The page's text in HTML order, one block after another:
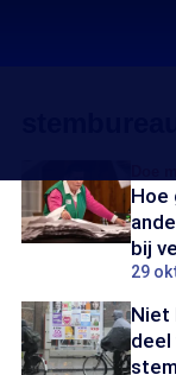
Hoe
bij
29
Niet
deel